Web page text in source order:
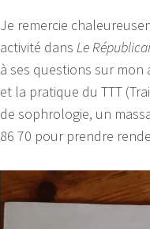
Je remercie
activité dans Le
à ses questions sur mon
et la pratique du TTT
de sophrologie, un
86 70 pour prendre